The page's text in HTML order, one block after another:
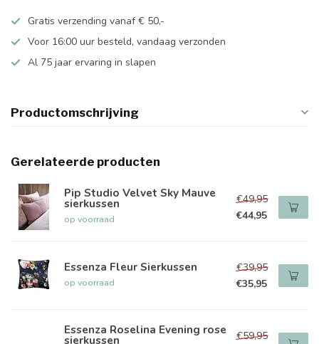
Gratis verzending vanaf € 50,-
Voor 16:00 uur besteld, vandaag verzonden
Al 75 jaar ervaring in slapen
Productomschrijving
Gerelateerde producten
Pip Studio Velvet Sky Mauve
sierkussen
op voorraad
€49,95
€44,95
Essenza Fleur Sierkussen
op voorraad
€39,95
€35,95
Essenza Roselina Evening rose
sierkussen
€59,95